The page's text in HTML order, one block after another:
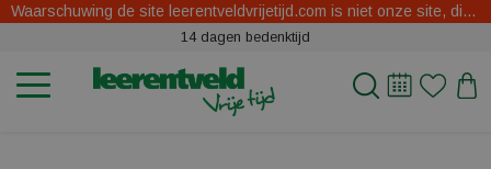
Waarschuwing de site leerentveldvrijetijd.com is niet onze site, dit zijn oplichters.
14 dagen bedenktijd